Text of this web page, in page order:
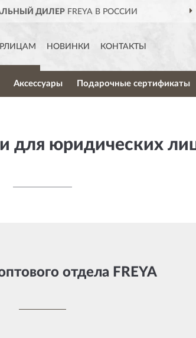
ДИЛЕРFREYA В РОССИИ
НОВИНКИ КОНТАКТЫ
Аксессуары Подарочные сертификаты
и для юридических
отдела FREYA